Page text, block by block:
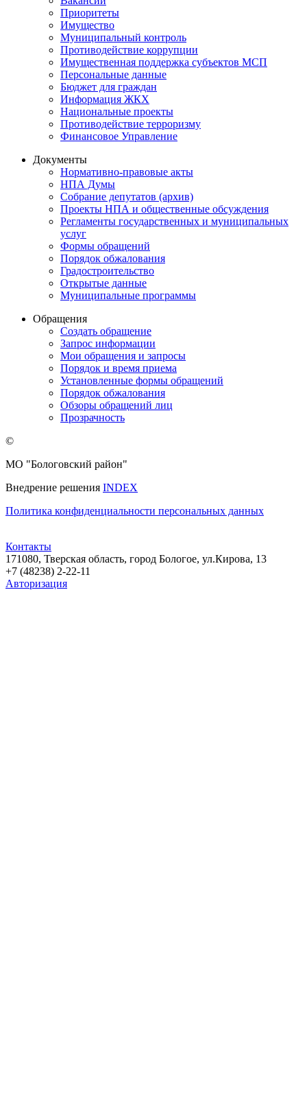
Приоритеты
Имущество
Муниципальный контроль
Противодействие коррупции
Имущественная поддержка субъектов МСП
Персональные данные
Бюджет для граждан
Информация ЖКХ
Национальные проекты
Противодействие терроризму
Финансовое Управление
Документы
Нормативно-правовые акты
НПА Думы
Собрание депутатов (архив)
Проекты НПА и общественные обсуждения
Регламенты государственных и муниципальных
услуг
Формы обращений
Порядок обжалования
Градостроительство
Открытые данные
Муниципальные программы
Обращения
Создать обращение
Запрос информации
Мои обращения и запросы
Порядок и время приема
Установленные формы обращений
Порядок обжалования
Обзоры обращений лиц
Прозрачность
©
МО "Бологовский район"
Внедрение решения INDEX
Политика конфиденциальности персональных данных
Контакты
171080, Тверская область, город Бологое, ул.Кирова, 13
+7 (48238) 2-22-11
Авторизация